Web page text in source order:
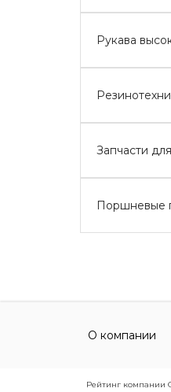
Рукава
Запчасти
Поршневые
О компании
Рейтинг компании